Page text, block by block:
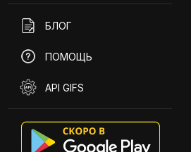
БЛОГ
ПОМОЩЬ
API GIFS